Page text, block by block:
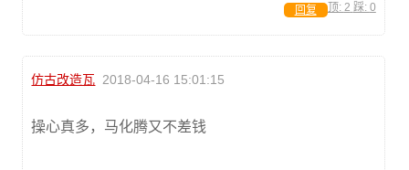
顶: 2 踩: 0
回复
仿古改造瓦 2018-04-16 15:01:15
操心真多，马化腾又不差钱